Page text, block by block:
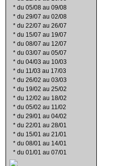
* du 05/08 au 09/08
* du 29/07 au 02/08
* du 22/07 au 26/07
* du 15/07 au 19/07
* du 08/07 au 12/07
* du 03/07 au 05/07
* du 04/03 au 10/03
* du 11/03 au 17/03
* du 26/02 au 03/03
* du 19/02 au 25/02
* du 12/02 au 18/02
* du 05/02 au 11/02
* du 29/01 au 04/02
* du 22/01 au 28/01
* du 15/01 au 21/01
* du 08/01 au 14/01
* du 01/01 au 07/01